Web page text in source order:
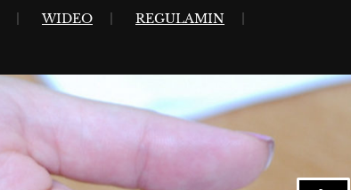
WIDEO REGULAMIN